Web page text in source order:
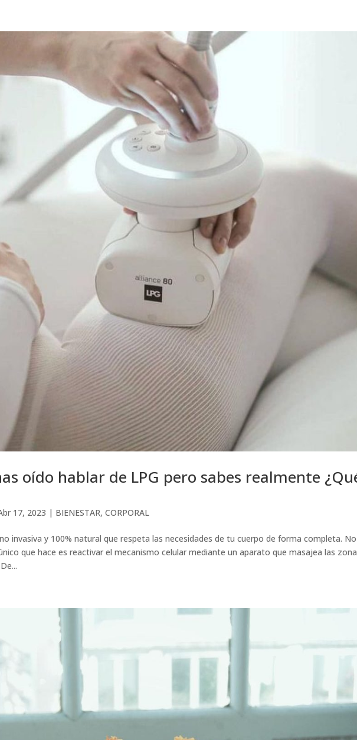
oído hablar de LPG pero sabes realmente
17, 2023 | BIENESTAR,CORPORAL
invasiva y 100% natural que respeta las necesidades de tu cuerpo de forma completa. No
que hace es reactivar el mecanismo celular mediante un aparato que masajea las